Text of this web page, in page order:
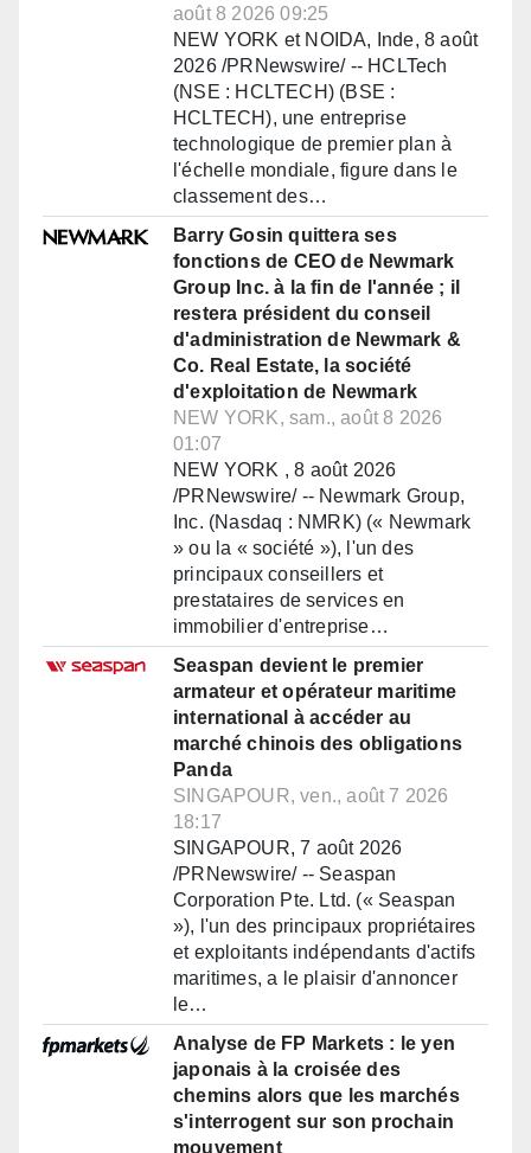
août 8 2026 09:25
NEW YORK et NOIDA, Inde, 8 août
2026 /PRNewswire/ -- HCLTech
(NSE : HCLTECH) (BSE :
HCLTECH), une entreprise
technologique de premier plan à
l'échelle mondiale, figure dans le
classement des…
Barry Gosin quittera ses
fonctions de CEO de Newmark
Group Inc. à la fin de l'année ; il
restera président du conseil
d'administration de Newmark &
Co. Real Estate, la société
d'exploitation de Newmark
NEW YORK, sam., août 8 2026
01:07
NEW YORK , 8 août 2026
/PRNewswire/ -- Newmark Group,
Inc. (Nasdaq : NMRK) (« Newmark
» ou la « société »), l'un des
principaux conseillers et
prestataires de services en
immobilier d'entreprise…
Seaspan devient le premier
armateur et opérateur maritime
international à accéder au
marché chinois des obligations
Panda
SINGAPOUR, ven., août 7 2026
18:17
SINGAPOUR, 7 août 2026
/PRNewswire/ -- Seaspan
Corporation Pte. Ltd. (« Seaspan
»), l'un des principaux propriétaires
et exploitants indépendants d'actifs
maritimes, a le plaisir d'annoncer
le…
Analyse de FP Markets : le yen
japonais à la croisée des
chemins alors que les marchés
s'interrogent sur son prochain
mouvement